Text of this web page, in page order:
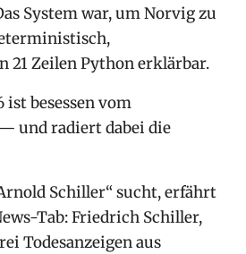
System war, um Norvig zu
21 Zeilen Python erklärbar.
ist besessen vom
und radiert dabei die
Schiller“ sucht, erfährt
Tab: Friedrich Schiller,
Todesanzeigen aus